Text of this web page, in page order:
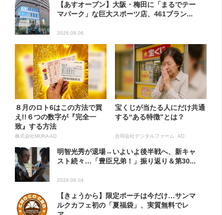
【あすオープン】大阪・梅田に「まるでテー
マパーク」な巨大スポーツ店、461ブラン...
2026.08.06
８月のロト6はこの方法で買
え!!６つの数字が『完全一
致』する方法
株式会社MURA AD
宝くじが当たる人にだけ共通
する“ある特徴”とは？
合同会社デジタルファーム AD
明智光秀が退場→いよいよ後半戦へ、新キャ
スト続々…「豊臣兄弟！」振り返り＆第30...
2026.08.04
【きょうから】限定ポーチは今だけ…サンマ
ルクカフェ初の「夏福袋」、実質無料でレ